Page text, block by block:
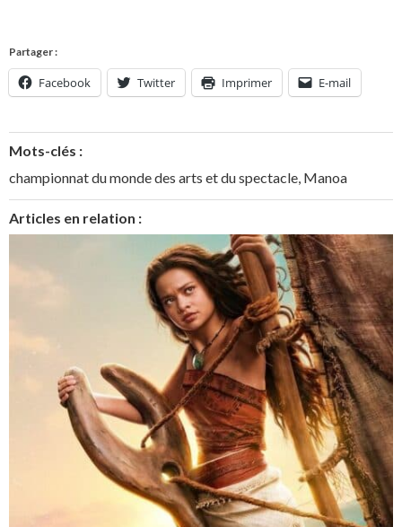
Partager :
Facebook Twitter Imprimer E-mail
Mots-clés :
championnat du monde des arts et du spectacle, Manoa
Articles en relation :